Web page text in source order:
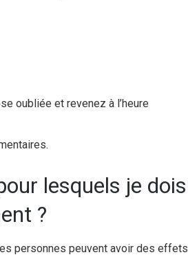
oubliée et revenez à l’heure
lesquels je dois
?
personnes peuvent avoir des effets